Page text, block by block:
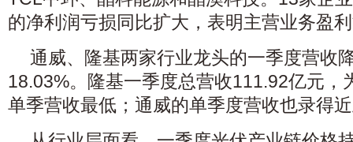
的净利润亏损同比扩大，表明主营业务盈
通威、隆基两家行业龙头的一季度营收
18.03%。隆基一季度总营收111.92亿元，
单季营收最低；通威的单季度营收也录得